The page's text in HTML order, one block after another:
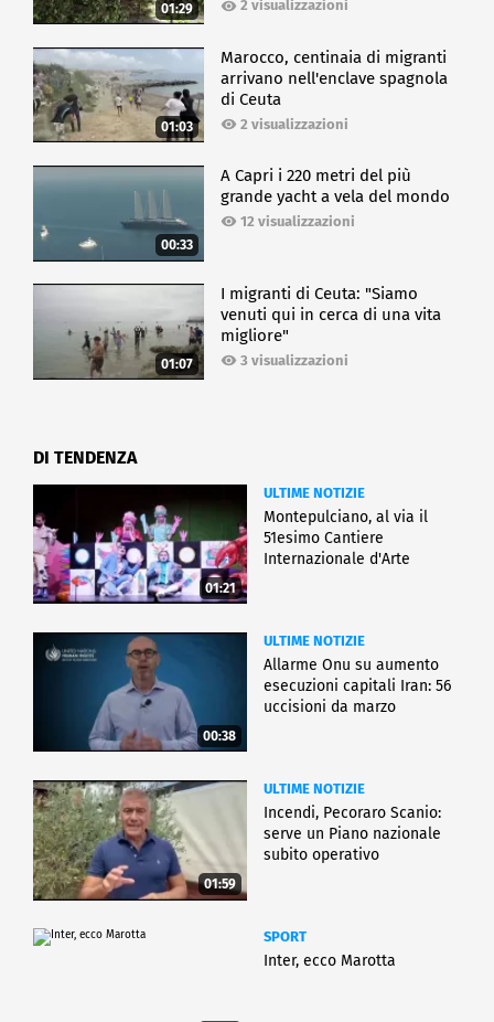
01:29 2 visualizzazioni
01:03
Marocco, centinaia di migranti
arrivano nell'enclave spagnola
di Ceuta
2 visualizzazioni
00:33
A Capri i 220 metri del più
grande yacht a vela del mondo
12 visualizzazioni
01:07
I migranti di Ceuta: "Siamo
venuti qui in cerca di una vita
migliore"
3 visualizzazioni
DI TENDENZA
01:21
ULTIME NOTIZIE
Montepulciano, al via il
51esimo Cantiere
Internazionale d'Arte
00:38
ULTIME NOTIZIE
Allarme Onu su aumento
esecuzioni capitali Iran: 56
uccisioni da marzo
01:59
ULTIME NOTIZIE
Incendi, Pecoraro Scanio:
serve un Piano nazionale
subito operativo
SPORT
Inter, ecco Marotta